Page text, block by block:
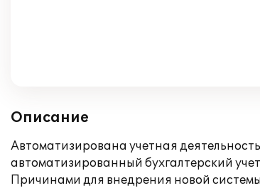
Описание
Автоматизирована учетная
автоматизированный бухгалтерский
Причинами для внедрения новой